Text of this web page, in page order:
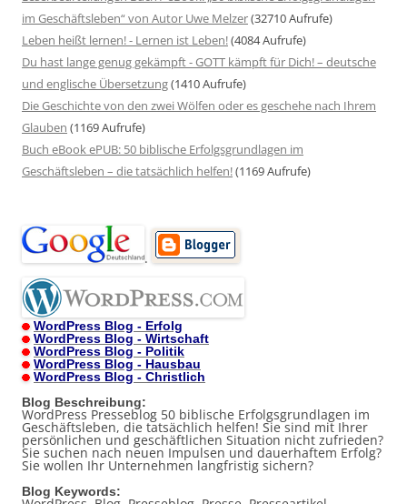
im Geschäftsleben“ von Autor Uwe Melzer(32710 Aufrufe)
Leben heißt lernen! - Lernen ist Leben!(4084 Aufrufe)
Du hast lange genug gekämpft - GOTT kämpft für Dich! – deutsche
und englische Übersetzung(1410 Aufrufe)
Die Geschichte von den zwei Wölfen oder es geschehe nach Ihrem
Glauben (1169 Aufrufe)
Buch eBook ePUB: 50 biblische Erfolgsgrundlagen im
Geschäftsleben – die tatsächlich helfen!(1169 Aufrufe)
.
WordPress Blog - Erfolg
WordPress Blog - Wirtschaft
WordPress Blog - Politik
WordPress Blog - Hausbau
WordPress Blog - Christlich
Blog Beschreibung:
WordPress Presseblog 50 biblische Erfolgsgrundlagen im
Geschäftsleben, die tatsächlich helfen! Sie sind mit Ihrer
persönlichen und geschäftlichen Situation nicht zufrieden?
Sie suchen nach neuen Impulsen und dauerhaftem Erfolg?
Sie wollen Ihr Unternehmen langfristig sichern?
Blog Keywords: